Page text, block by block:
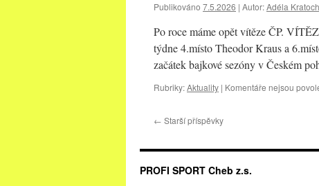
Publikováno 7.5.2026 | Autor:Adéla
Po roce máme opět vítěze ČP.
týdne 4.místo Theodor Kraus a
začátek bajkové sezóny v Českém
Rubriky:Aktuality | Komentáře nejsou
← Starší příspěvky
PROFI SPORT Cheb z.s.